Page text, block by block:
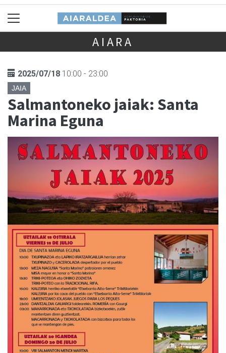
AIARA
2025/07/18 10:00 - 23:00
JAIA
Salmantoneko jaiak: Santa
Marina Eguna